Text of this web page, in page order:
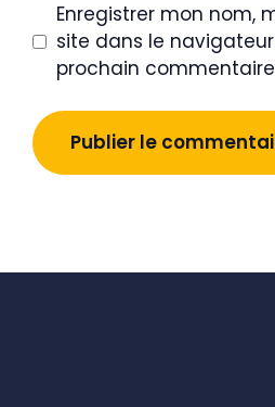
Enregistrer mon nom,
site dans le
prochain